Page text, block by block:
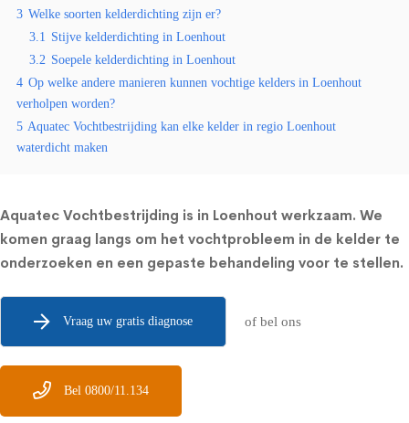
3 Welke soorten kelderdichting zijn er?
3.1 Stijve kelderdichting in Loenhout
3.2 Soepele kelderdichting in Loenhout
4 Op welke andere manieren kunnen vochtige kelders in Loenhout
verholpen worden?
5 Aquatec Vochtbestrijding kan elke kelder in regio Loenhout
waterdicht maken
Aquatec Vochtbestrijding is in Loenhout werkzaam. We
komen graag langs om het vochtprobleem in de kelder te
onderzoeken en een gepaste behandeling voor te stellen.
Vraag uw gratis diagnose of bel ons
Bel 0800/11.134